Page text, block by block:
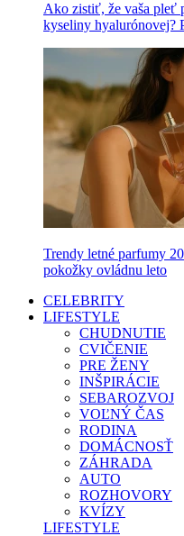
Ako zistiť, že vaša pleť
kyseliny hyalurónovej?
Trendy letné parfumy
pokožky ovládnu leto
CELEBRITY
LIFESTYLE
CHUDNUTIE
CVIČENIE
PRE ŽENY
INŠPIRÁCIE
SEBAROZVOJ
VOĽNÝ ČAS
RODINA
DOMÁCNOSŤ
ZÁHRADA
AUTO
ROZHOVORY
KVÍZY
LIFESTYLE